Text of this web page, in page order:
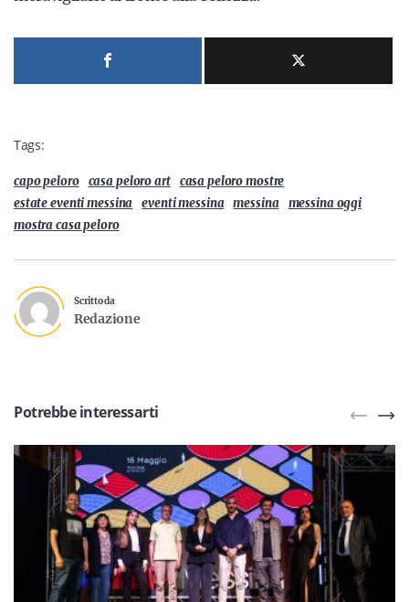
Tags:
capo peloro casa peloro art
casa peloro mostre
estate eventi messina
eventi messina messina
messina oggi
mostra casa peloro
Scritto da
Redazione
Potrebbe interessarti